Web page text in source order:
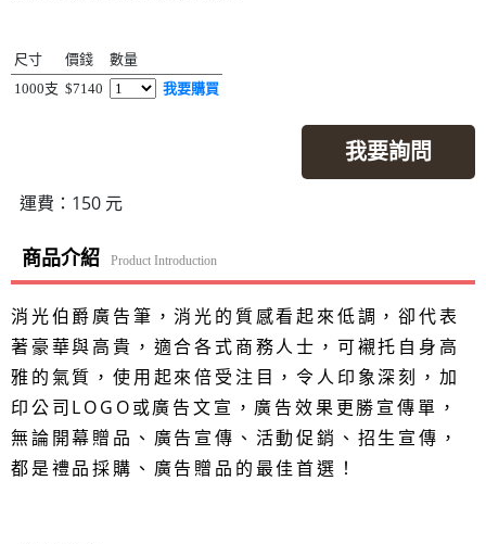
尺寸 價錢
數量
1000支 $7140 我要購買
我要詢問
運費：150 元
商品介紹 Product Introduction
消光伯爵廣告筆，消光的質感看起來低調，卻代表
著豪華與高貴，適合各式商務人士，可襯托自身高
雅的氣質，使用起來倍受注目，令人印象深刻，加
印公司LOGO或廣告文宣，廣告效果更勝宣傳單，
無論開幕贈品、廣告宣傳、活動促銷、招生宣傳，
都是禮品採購、廣告贈品的最佳首選！